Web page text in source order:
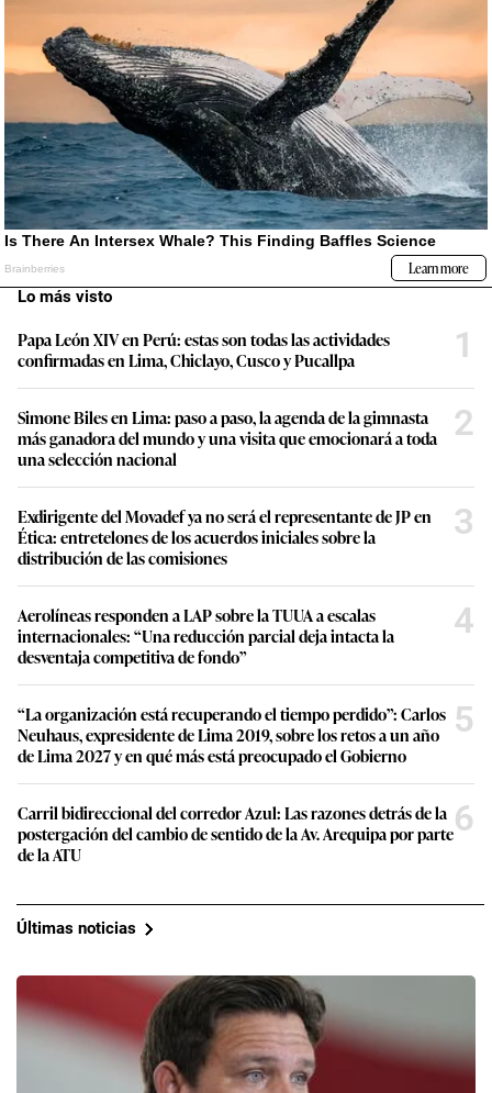
Lo más visto
Papa León XIV en Perú: estas son todas las actividades
confirmadas en Lima, Chiclayo, Cusco y Pucallpa
1
Simone Biles en Lima: paso a paso, la agenda de la gimnasta
más ganadora del mundo y una visita que emocionará a toda
una selección nacional
2
Exdirigente del Movadef ya no será el representante de JP en
Ética: entretelones de los acuerdos iniciales sobre la
distribución de las comisiones
3
Aerolíneas responden a LAP sobre la TUUA a escalas
internacionales: “Una reducción parcial deja intacta la
desventaja competitiva de fondo”
4
“La organización está recuperando el tiempo perdido”: Carlos
Neuhaus, expresidente de Lima 2019, sobre los retos a un año
de Lima 2027 y en qué más está preocupado el Gobierno
5
Carril bidireccional del corredor Azul: Las razones detrás de la
postergación del cambio de sentido de la Av. Arequipa por parte
de la ATU
6
Últimas noticias